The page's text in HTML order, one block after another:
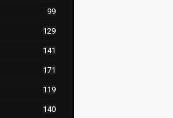
99
129
141
171
119
140